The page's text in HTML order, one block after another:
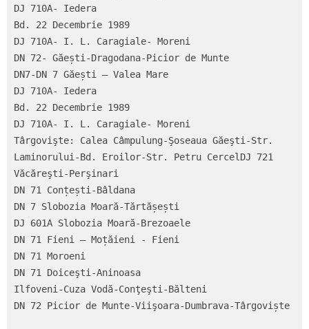
DJ 710A- Iedera
Bd. 22 Decembrie 1989
DJ 710A- I. L. Caragiale- Moreni
DN 72- Găești-Dragodana-Picior de Munte
DN7-DN 7 Găești – Valea Mare
DJ 710A- Iedera
Bd. 22 Decembrie 1989
DJ 710A- I. L. Caragiale- Moreni
Târgovişte: Calea Câmpulung-Şoseaua Găeşti-Str.
Laminorului-Bd. Eroilor-Str. Petru CercelDJ 721
Văcăreşti-Perşinari
DN 71 Conțești-Bâldana
DN 7 Slobozia Moară-Tărtășești
DJ 601A Slobozia Moară-Brezoaele
DN 71 Fieni – Moțăieni - Fieni
DN 71 Moroeni
DN 71 Doiceşti-Aninoasa
Ilfoveni-Cuza Vodă-Conţeşti-Bălteni
DN 72 Picior de Munte-Viişoara-Dumbrava-Târgoviște